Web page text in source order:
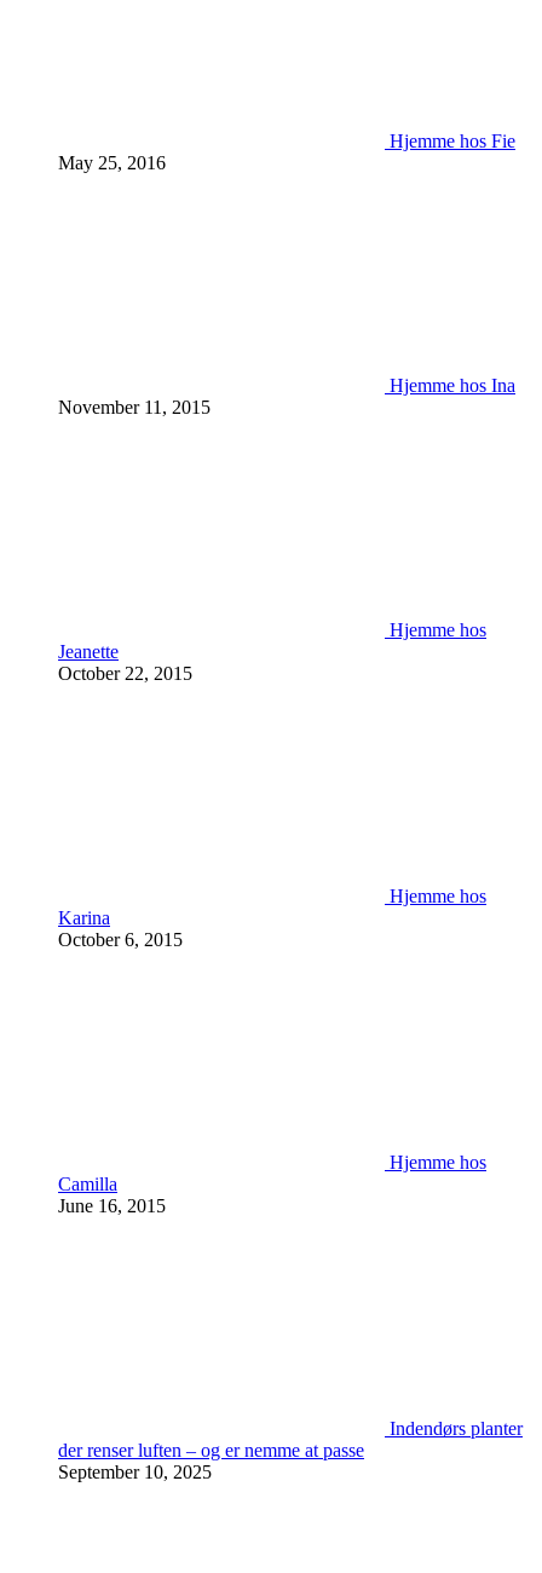
Hjemme hos Fie
May 25, 2016
Hjemme hos Ina
November 11, 2015
Hjemme hos
Jeanette
October 22, 2015
Hjemme hos
Karina
October 6, 2015
Hjemme hos
Camilla
June 16, 2015
Indendørs planter
der renser luften – og er nemme at passe
September 10, 2025